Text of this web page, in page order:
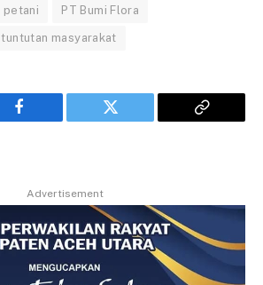
petani PT Bumi Flora
tuntutan masyarakat
Facebook Twitter
Copy
Advertisement